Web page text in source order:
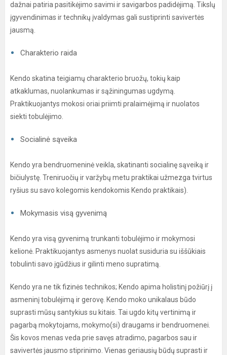
dažnai patiria pasitikėjimo savimi ir savigarbos padidėjimą. Tikslų
įgyvendinimas ir technikų įvaldymas gali sustiprinti savivertės
jausmą.
Charakterio raida
Kendo skatina teigiamų charakterio bruožų, tokių kaip
atkaklumas, nuolankumas ir sąžiningumas ugdymą.
Praktikuojantys mokosi oriai priimti pralaimėjimą ir nuolatos
siekti tobulėjimo.
Socialinė sąveika
Kendo yra bendruomeninė veikla, skatinanti socialinę sąveiką ir
bičiulystę. Treniruočių ir varžybų metu praktikai užmezga tvirtus
ryšius su savo kolegomis kendokomis Kendo praktikais).
Mokymasis visą gyvenimą
Kendo yra visą gyvenimą trunkanti tobulėjimo ir mokymosi
kelionė. Praktikuojantys asmenys nuolat susiduria su iššūkiais
tobulinti savo įgūdžius ir gilinti meno supratimą.
Kendo yra ne tik fizinės technikos; Kendo apima holistinį požiūrį į
asmeninį tobulėjimą ir gerovę. Kendo moko unikalaus būdo
suprasti mūsų santykius su kitais. Tai ugdo kitų vertinimą ir
pagarbą mokytojams, mokymo(si) draugams ir bendruomenei.
Šis kovos menas veda prie savęs atradimo, pagarbos sau ir
savivertės jausmo stiprinimo. Vienas geriausių būdų suprasti ir